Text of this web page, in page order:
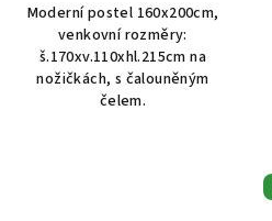
Moderní postel 160x200cm,
venkovní rozměry:
š.170xv.110xhl.215cm na
nožičkách, s čalouněným
čelem.